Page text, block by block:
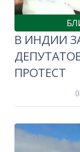
В ИНДИИ
ПРОТЕСТ